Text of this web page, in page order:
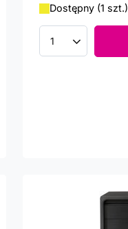
Dostępny (1 szt.)
Ilość produktów